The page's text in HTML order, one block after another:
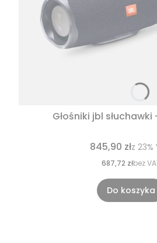
Głośniki jbl słuchawki
845,90 złz 23%
687,72 złbez
Do koszyka